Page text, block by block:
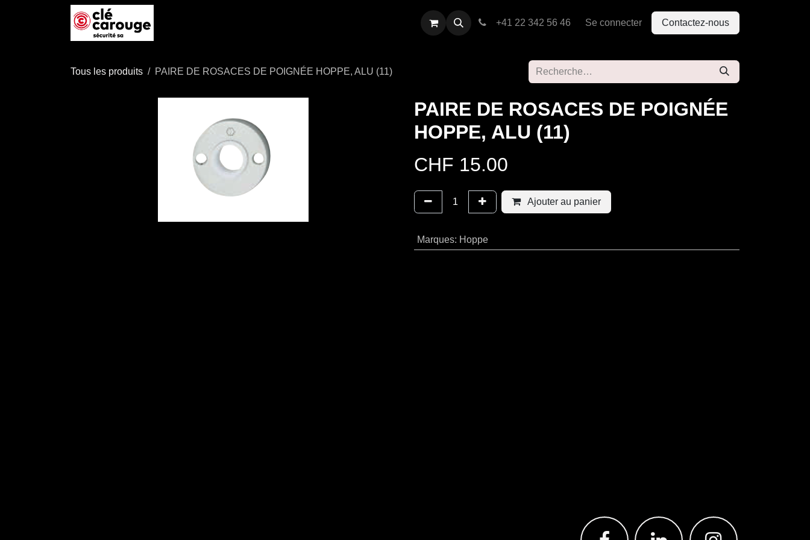
Se rendre au contenu
+41 22 342 56 46 Se connecter Contactez-nous
Tous les produits PAIRE DE ROSACES DE POIGNÉE HOPPE, ALU (11)
PAIRE DE ROSACES DE POIGNÉE
HOPPE, ALU (11)
CHF 15.00
Ajouter au panier
Marques: Hoppe